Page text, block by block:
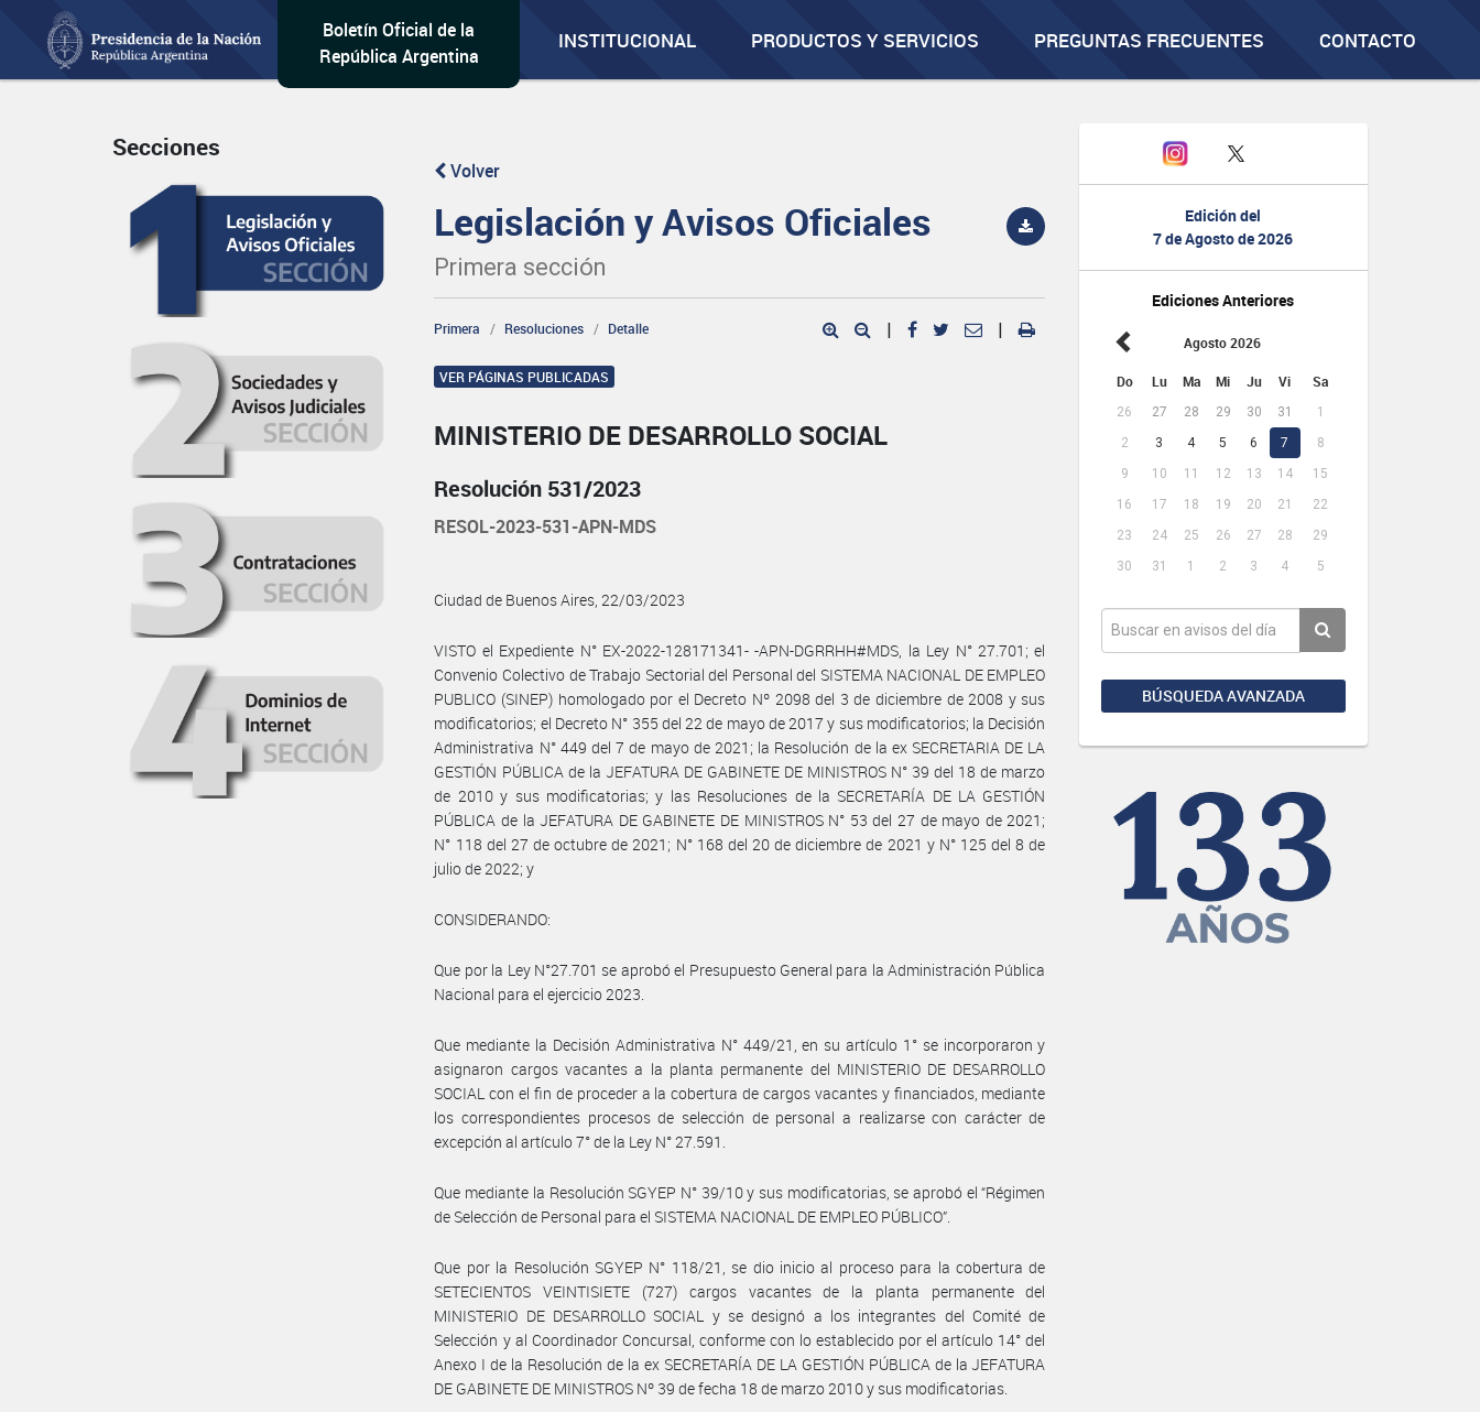
Boletín Oficial de la
República Argentina
INSTITUCIONAL PRODUCTOS Y SERVICIOS PREGUNTAS FRECUENTES CONTACTO
Edición del
7 de Agosto de 2026
Ediciones Anteriores
Agosto 2026
Do Lu Ma Mi Ju Vi Sa
26 27 28 29 30 31
1
2
3 4 5 6 7
8
9
10 11 12 13 14
15
16
17 18 19 20 21
22
23
24 25 26 27 28
29
30
31 1 2 3 4 5
BÚSQUEDA AVANZADA
Secciones
Volver
Legislación y Avisos Oficiales
Primera sección
Primera Resoluciones Detalle | |
VER PÁGINAS PUBLICADAS
MINISTERIO DE DESARROLLO SOCIAL
Resolución 531/2023
RESOL-2023-531-APN-MDS
Ciudad de Buenos Aires, 22/03/2023
VISTO el Expediente N° EX-2022-128171341- -APN-DGRRHH#MDS, la Ley N° 27.701; el
Convenio Colectivo de Trabajo Sectorial del Personal del SISTEMA NACIONAL DE EMPLEO
PUBLICO (SINEP) homologado por el Decreto Nº 2098 del 3 de diciembre de 2008 y sus
modificatorios; el Decreto N° 355 del 22 de mayo de 2017 y sus modificatorios; la Decisión
Administrativa N° 449 del 7 de mayo de 2021; la Resolución de la ex SECRETARIA DE LA
GESTIÓN PÚBLICA de la JEFATURA DE GABINETE DE MINISTROS N° 39 del 18 de marzo
de 2010 y sus modificatorias; y las Resoluciones de la SECRETARÍA DE LA GESTIÓN
PÚBLICA de la JEFATURA DE GABINETE DE MINISTROS N° 53 del 27 de mayo de 2021;
N° 118 del 27 de octubre de 2021; N° 168 del 20 de diciembre de 2021 y N° 125 del 8 de
julio de 2022; y
CONSIDERANDO:
Que por la Ley N°27.701 se aprobó el Presupuesto General para la Administración Pública
Nacional para el ejercicio 2023.
Que mediante la Decisión Administrativa N° 449/21, en su artículo 1° se incorporaron y
asignaron cargos vacantes a la planta permanente del MINISTERIO DE DESARROLLO
SOCIAL con el fin de proceder a la cobertura de cargos vacantes y financiados, mediante
los correspondientes procesos de selección de personal a realizarse con carácter de
excepción al artículo 7° de la Ley N° 27.591.
Que mediante la Resolución SGYEP N° 39/10 y sus modificatorias, se aprobó el “Régimen
de Selección de Personal para el SISTEMA NACIONAL DE EMPLEO PÚBLICO”.
Que por la Resolución SGYEP N° 118/21, se dio inicio al proceso para la cobertura de
SETECIENTOS VEINTISIETE (727) cargos vacantes de la planta permanente del
MINISTERIO DE DESARROLLO SOCIAL y se designó a los integrantes del Comité de
Selección y al Coordinador Concursal, conforme con lo establecido por el artículo 14° del
Anexo I de la Resolución de la ex SECRETARÍA DE LA GESTIÓN PÚBLICA de la JEFATURA
DE GABINETE DE MINISTROS Nº 39 de fecha 18 de marzo 2010 y sus modificatorias.